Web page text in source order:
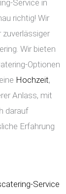
Service in
richtig! Wir
zuverlässiger
Wir bieten
Optionen
Hochzeit,
Anlass, mit
darauf
Erfahrung
Service